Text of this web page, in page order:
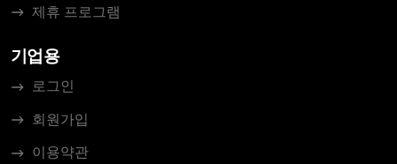
제휴 프로그램
기업용
로그인
회원가입
이용약관